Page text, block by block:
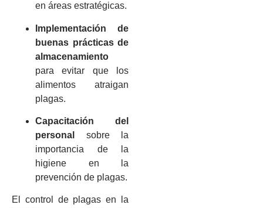
en áreas estratégicas.
Implementación de
buenas prácticas de
almacenamiento
para evitar que los
alimentos atraigan
plagas.
Capacitación del
personal
sobre la
importancia de la
higiene en la
prevención de plagas.
El control de plagas en la